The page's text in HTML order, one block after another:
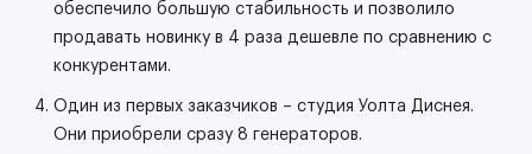
обеспечило большую стабильность и позволило
продавать новинку в 4 раза дешевле по сравнению с
конкурентами.
Один из первых заказчиков – студия Уолта Диснея.
Они приобрели сразу 8 генераторов.